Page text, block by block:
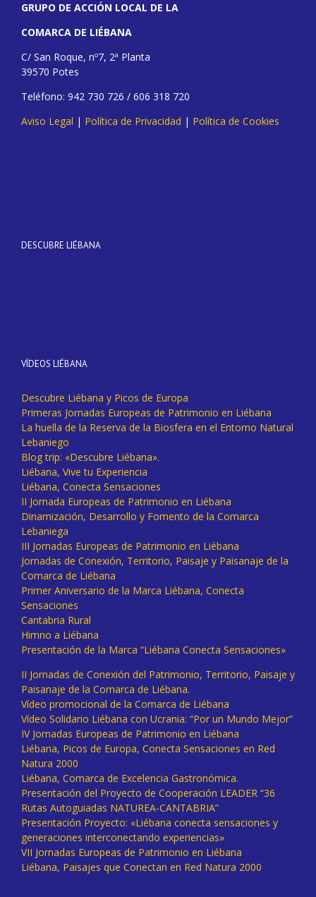
GRUPO DE ACCIÓN LOCAL DE LA
COMARCA DE LIÉBANA
C/ San Roque, nº7, 2ª Planta
39570 Potes
Teléfono: 942 730 726 / 606 318 720
Aviso Legal | Política de Privacidad | Política de Cookies
DESCUBRE LIÉBANA
VÍDEOS LIÉBANA
Descubre Liébana y Picos de Europa
Primeras Jornadas Europeas de Patrimonio en Liébana
La huella de la Reserva de la Biosfera en el Entorno Natural
Lebaniego
Blog trip: «Descubre Liébana».
Liébana, Vive tu Experiencia
Liébana, Conecta Sensaciones
II Jornada Europeas de Patrimonio en Liébana
Dinamización, Desarrollo y Fomento de la Comarca
Lebaniega
III Jornadas Europeas de Patrimonio en Liébana
Jornadas de Conexión, Territorio, Paisaje y Paisanaje de la
Comarca de Liébana
Primer Aniversario de la Marca Liébana, Conecta
Sensaciones
Cantabria Rural
Himno a Liébana
Presentación de la Marca “Liébana Conecta Sensaciones»
II Jornadas de Conexión del Patrimonio, Territorio, Paisaje y
Paisanaje de la Comarca de Liébana.
Vídeo promocional de la Comarca de Liébana
Vídeo Solidario Liébana con Ucrania: “Por un Mundo Mejor”
IV Jornadas Europeas de Patrimonio en Liébana
Liébana, Picos de Europa, Conecta Sensaciones en Red
Natura 2000
Liébana, Comarca de Excelencia Gastronómica.
Presentación del Proyecto de Cooperación LEADER “36
Rutas Autoguiadas NATUREA-CANTABRIA”
Presentación Proyecto: «Liébana conecta sensaciones y
generaciones interconectando experiencias»
VII Jornadas Europeas de Patrimonio en Liébana
Liébana, Paisajes que Conectan en Red Natura 2000